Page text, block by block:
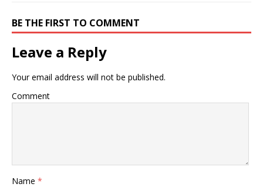
BE THE FIRST TO COMMENT
Leave a Reply
Your email address will not be published.
Comment
Name *